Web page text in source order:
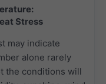
Stress
may indicate
alone rarely
the conditions will